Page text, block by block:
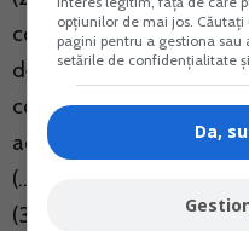
contributiile sociale
depune si in cazul in care
contribuabilii prevazuti
activitate, (...).
(...)
(3) Declaratia unica
opțiunilor de mai jos.
pagini pentru a gestiona
setările de confidențialitate
Da,